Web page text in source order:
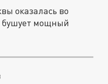
оказалась во
бушует мощный